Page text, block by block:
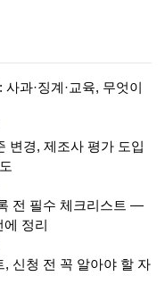
과·징계·교육, 무엇이
변경, 제조사 평가 도입
전 필수 체크리스트 —
에 정리
신청 전 꼭 알아야 할 자